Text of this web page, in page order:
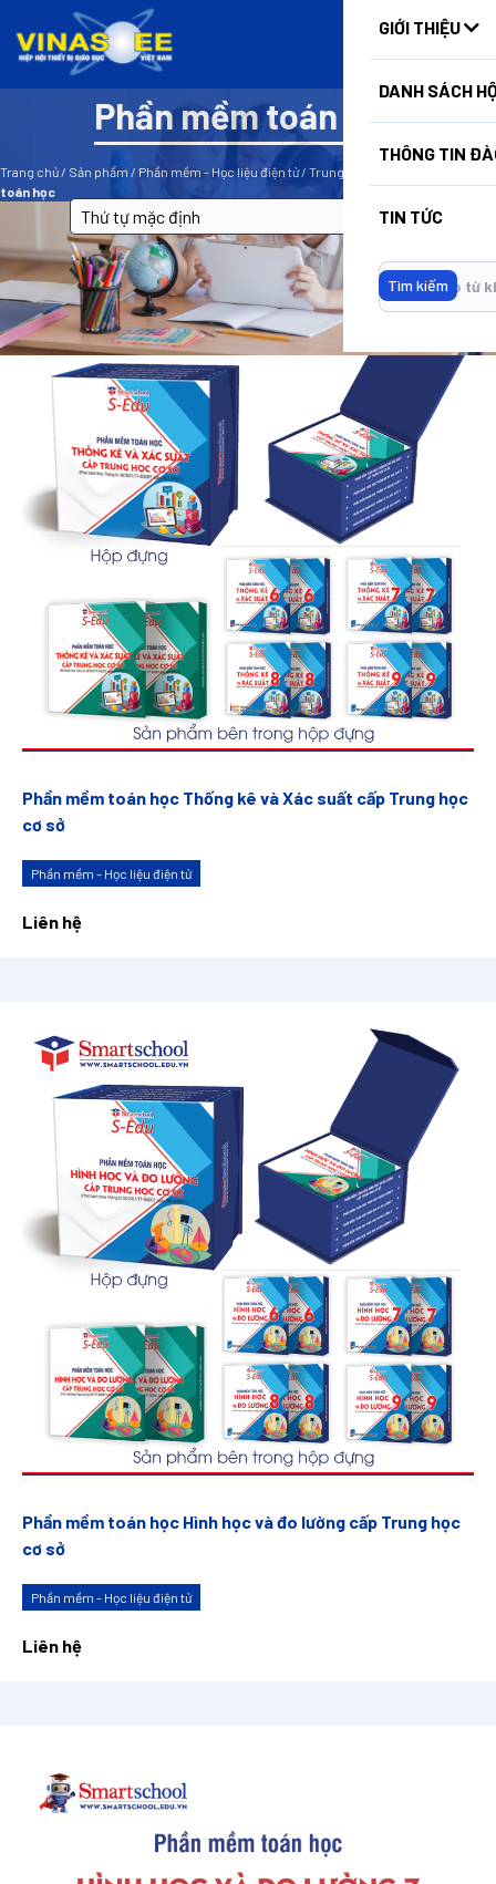
HUẤN
GIỚI THIỆU
DANH SÁCH
THÔNG TIN
TIN TỨC
Tìm kiếm
Phần mềm toán học
Trang chủ/ Sản phẩm / Phần mềm - Học liệu điện tử/ Trung học Cơ sở
toán học
BỘ LỌC
Phần mềm toán học Thống kê và Xác suất cấp Trung học
cơ sở
Phần mềm - Học liệu điện tử
Liên hệ
Phần mềm toán học Hình học và đo lường cấp Trung học
cơ sở
Phần mềm - Học liệu điện tử
Liên hệ